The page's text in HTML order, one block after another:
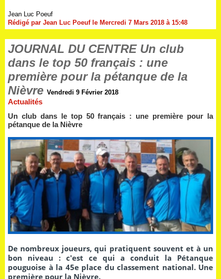
Jean Luc Poeuf
Rédigé par Jean Luc Poeuf le Mercredi 7 Mars 2018 à 15:48
JOURNAL DU CENTRE Un club
dans le top 50 français : une
première pour la pétanque de la
Nièvre Vendredi 9 Février 2018
Actualités
Un club dans le top 50 français : une première pour la
pétanque de la Nièvre
De nombreux joueurs, qui pratiquent souvent et à un
bon niveau : c'est ce qui a conduit la Pétanque
pouguoise à la 45e place du classement national. Une
première pour la Nièvre.